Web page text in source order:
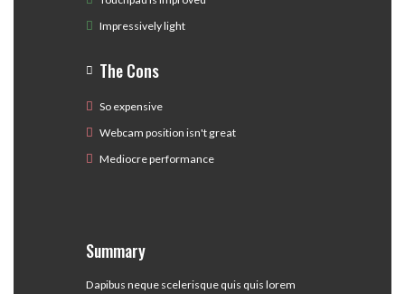
Impressively light
The Cons
So expensive
Webcam position isn't great
Mediocre performance
Summary
Dapibus neque scelerisque quis quis lorem